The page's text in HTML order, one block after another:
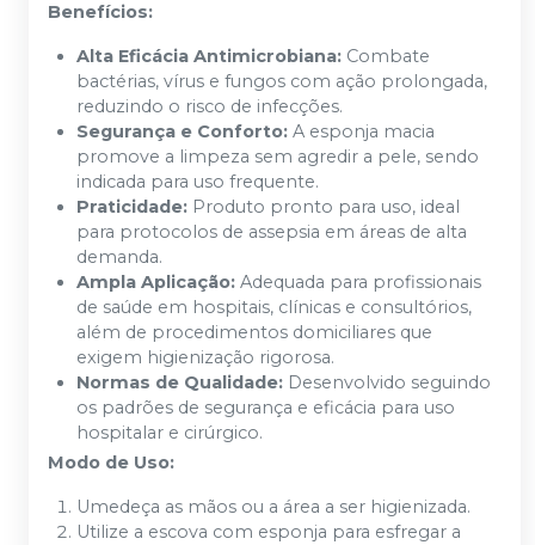
Benefícios:
Alta Eficácia Antimicrobiana: Combate
bactérias, vírus e fungos com ação prolongada,
reduzindo o risco de infecções.
Segurança e Conforto: A esponja macia
promove a limpeza sem agredir a pele, sendo
indicada para uso frequente.
Praticidade: Produto pronto para uso, ideal
para protocolos de assepsia em áreas de alta
demanda.
Ampla Aplicação: Adequada para profissionais
de saúde em hospitais, clínicas e consultórios,
além de procedimentos domiciliares que
exigem higienização rigorosa.
Normas de Qualidade: Desenvolvido seguindo
os padrões de segurança e eficácia para uso
hospitalar e cirúrgico.
Modo de Uso:
Umedeça as mãos ou a área a ser higienizada.
Utilize a escova com esponja para esfregar a